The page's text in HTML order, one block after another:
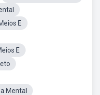
E
E
Mental